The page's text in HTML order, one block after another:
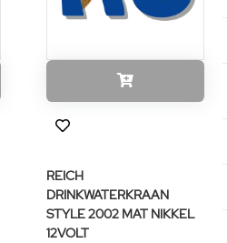
REICH
DRINKWATERKRAAN
STYLE 2002 MAT NIKKEL
12VOLT